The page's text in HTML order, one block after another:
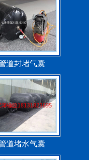
道封堵气囊
道堵水气囊